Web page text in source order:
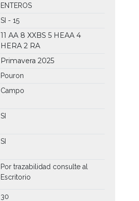
ENTEROS
SI - 15
11 AA 8 XXBS 5 HEAA 4
HERA 2 RA
Primavera 2025
Pouron
Campo
SI
SI
Por trazabilidad consulte al
Escritorio
30